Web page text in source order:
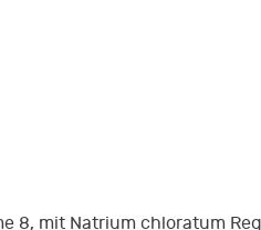
8, mit Natrium chloratum